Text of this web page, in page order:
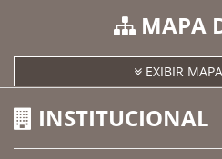
MAPA
EXIBIR
INSTITUCIONAL